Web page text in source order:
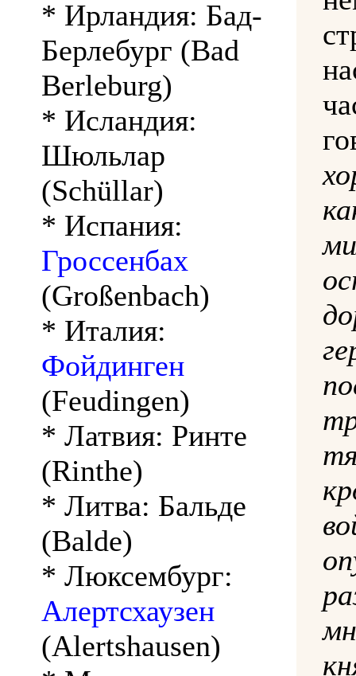
* Ирландия: Бад-
Берлебург (Bad
Berleburg)
* Исландия:
Шюльлар
(Schüllar)
* Испания:
Гроссенбах
(Großenbach)
* Италия:
Фойдинген
(Feudingen)
* Латвия: Ринте
(Rinthe)
* Литва: Бальде
(Balde)
* Люксембург:
Алертсхаузен
(Alertshausen)